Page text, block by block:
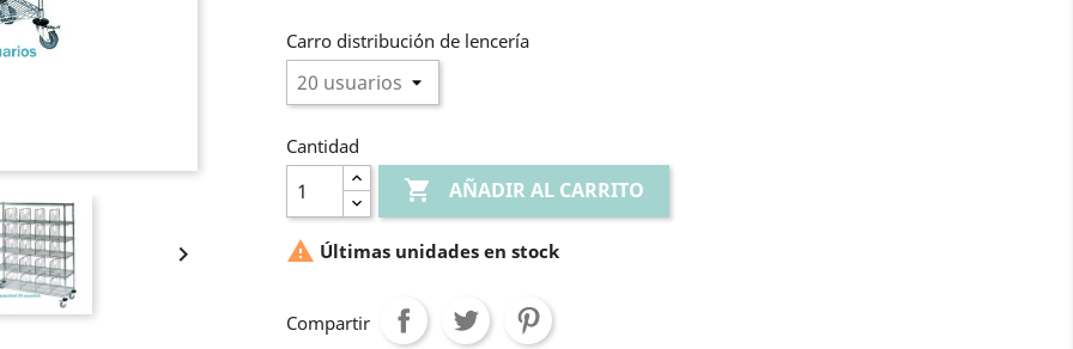

Carro distribución de lencería
Cantidad
 AÑADIR AL CARRITO
 Últimas unidades en stock
Compartir